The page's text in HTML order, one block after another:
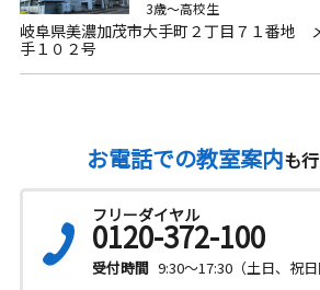
3歳～高校生
岐阜県美濃加茂市大手町２丁目７１番地
手１０２号
お電話での教室案内も
フリーダイヤル
0120-372-100
受付時間 9:30～17:30（土日、祝日